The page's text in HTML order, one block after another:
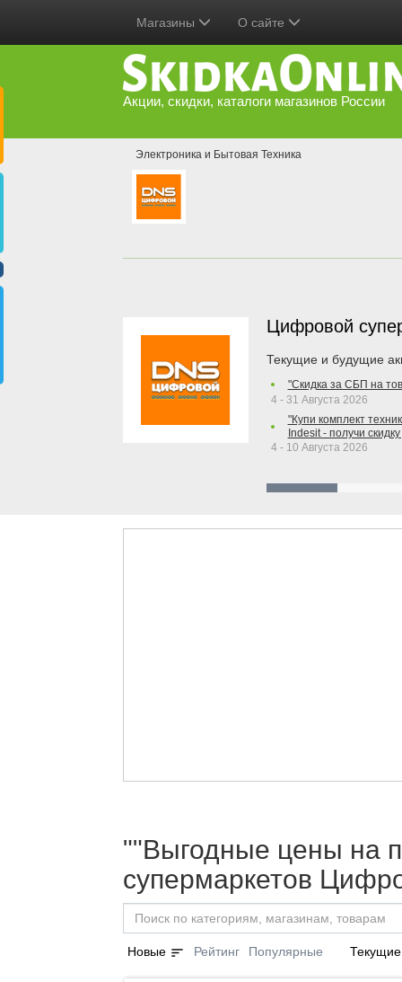
Магазины О сайте
Акции, скидки, каталоги магазинов России
Электроника и Бытовая Техника
Цифровой
Текущие и будущие
"Скидка за СБП на
4 - 31 Августа 2026
"Купи комплект
Indesit - получи
4 - 10 Августа 2026
""Выгодные цены на
супермаркетов
Новые sort Рейтинг Популярные Текущие